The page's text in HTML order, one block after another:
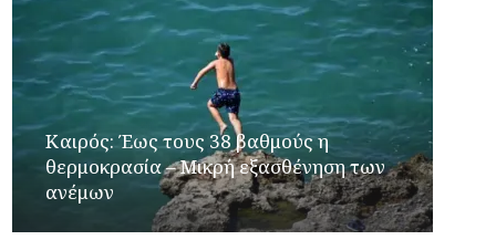
Καιρός: Έως τους 38 βαθμούς η
θερμοκρασία – Μικρή εξασθένηση των
ανέμων